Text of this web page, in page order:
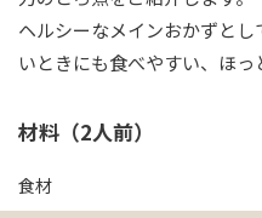
ヘルシーなメインおかずと
いときにも食べやすい、ほっ
材料（2人前）
食材